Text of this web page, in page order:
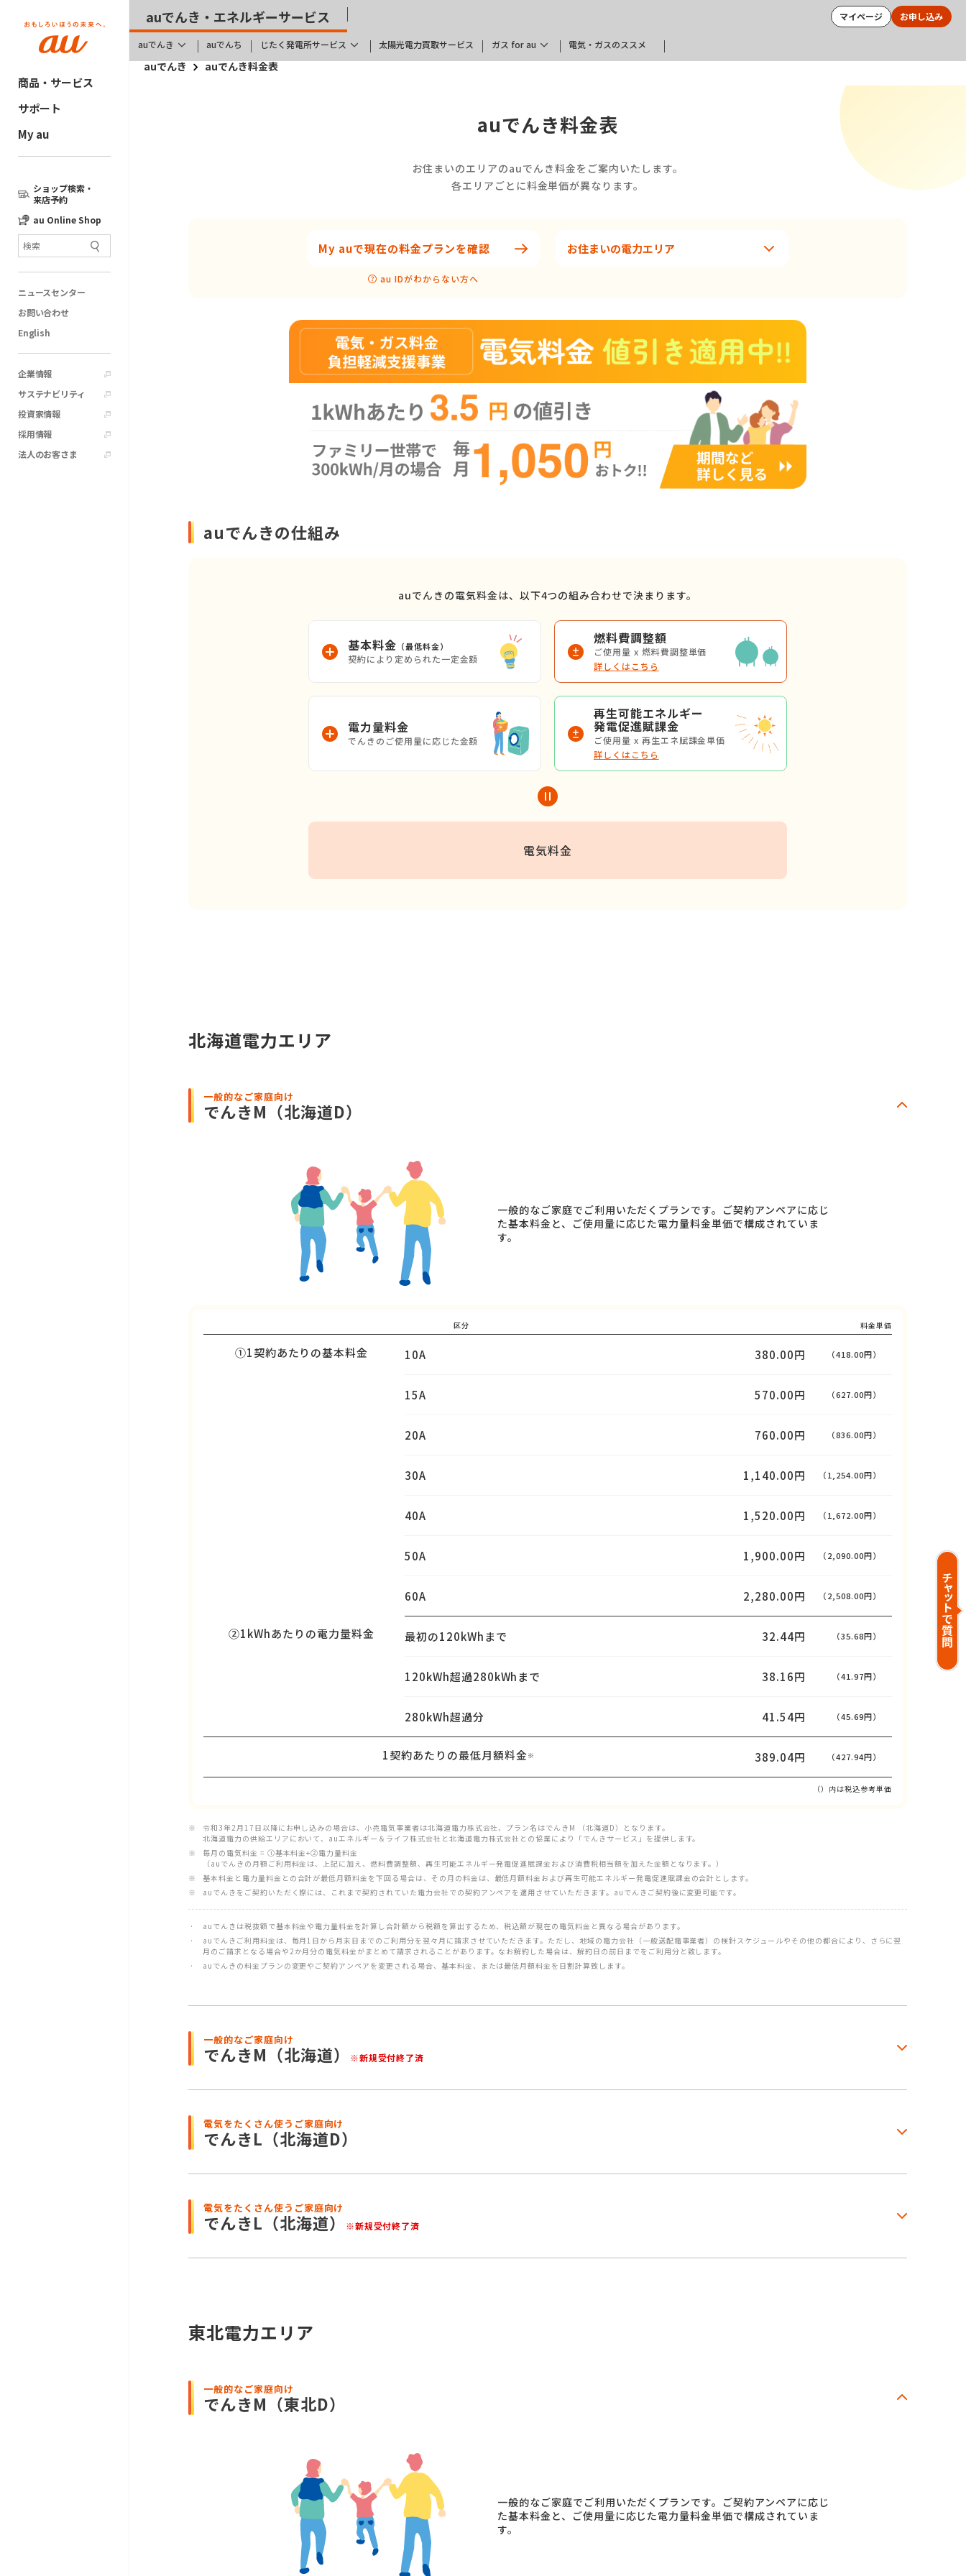
商品・サービス
サポート
My au
ショップ検索・
来店予約
au Online Shop
ニュースセンター
お問い合わせ
English
企業情報
サステナビリティ
投資家情報
採用情報
法人のお客さま
auでんき・エネルギーサービス
auでんき auでんち じたく発電所サービス 太陽光電力買取サービス ガス for au 電気・ガスのススメ
マイページ お申し込み
auでんき auでんき料金表
auでんき料金表
お住まいのエリアのauでんき料金をご案内いたします。
各エリアごとに料金単価が異なります。
My auで現在の料金プランを確認
au IDがわからない方へ
お住まいの電力エリア
auでんきの仕組み
auでんきの電気料金は、 以下4つの組み合わせで決まります。
基本料金 （最低料金）
契約により定められた一定金額
電力量料金
でんきのご使用量に応じた金額
燃料費調整額
ご使用量 x 燃料費調整単価
詳しくはこちら
再生可能エネルギー
発電促進賦課金
ご使用量 x 再生エネ賦課金単価
詳しくはこちら
電気料金
北海道電力エリア
一般的なご家庭向け
でんきM （北海道D）
一般的なご家庭でご利用いただくプランです。ご契約アンペアに応じ
た基本料金と、ご使用量に応じた電力量料金単価で構成されていま
す。
区分 料金単価
①1契約あたりの基本料金 10A 380.00円 （418.00円）
15A 570.00円 （627.00円）
20A 760.00円 （836.00円）
30A 1,140.00円 （1,254.00円）
40A 1,520.00円 （1,672.00円）
50A 1,900.00円 （2,090.00円）
60A 2,280.00円 （2,508.00円）
②1kWhあたりの電力量料金 最初の120kWhまで 32.44円 （35.68円）
120kWh超過280kWhまで 38.16円 （41.97円）
280kWh超過分 41.54円 （45.69円）
1契約あたりの最低月額料金※ 389.04円 （427.94円）
（）内は税込参考単価
令和3年2月17日以降にお申し込みの場合は、小売電気事業者は北海道電力株式会社、プラン名はでんきM （北海道D）となります。
北海道電力の供給エリアにおいて、auエネルギー＆ライフ株式会社と北海道電力株式会社との協業により「でんきサービス」を提供します。
毎月の電気料金 = ①基本料金+②電力量料金
（auでんきの月額ご利用料金は、上記に加え、燃料費調整額、再生可能エネルギー発電促進賦課金および消費税相当額を加えた金額となります。）
基本料金と電力量料金との合計が最低月額料金を下回る場合は、その月の料金は、最低月額料金および再生可能エネルギー発電促進賦課金の合計とします。
auでんきをご契約いただく際には、これまで契約されていた電力会社での契約アンペアを適用させていただきます。auでんきご契約後に変更可能です。
auでんきは税抜額で基本料金や電力量料金を計算し合計額から税額を算出するため、税込額が現在の電気料金と異なる場合があります。
auでんきご利用料金は、毎月1日から月末日までのご利用分を翌々月に請求させていただきます。ただし、地域の電力会社（一般送配電事業者）の検針スケジュールやその他の都合により、さらに翌
月のご請求となる場合や2か月分の電気料金がまとめて請求されることがあります。なお解約した場合は、解約日の前日までをご利用分と致します。
auでんきの料金プランの変更やご契約アンペアを変更される場合、基本料金、または最低月額料金を日割計算致します。
一般的なご家庭向け
でんきM （北海道） ※新規受付終了済
電気をたくさん使うご家庭向け
でんきL （北海道D）
電気をたくさん使うご家庭向け
でんきL （北海道） ※新規受付終了済
東北電力エリア
一般的なご家庭向け
でんきM （東北D）
一般的なご家庭でご利用いただくプランです。ご契約アンペアに応じ
た基本料金と、ご使用量に応じた電力量料金単価で構成されていま
す。